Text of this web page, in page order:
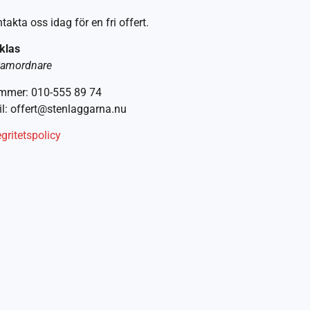
oss idag för en fri offert.
010-555 89 74
offert@stenlaggarna.nu